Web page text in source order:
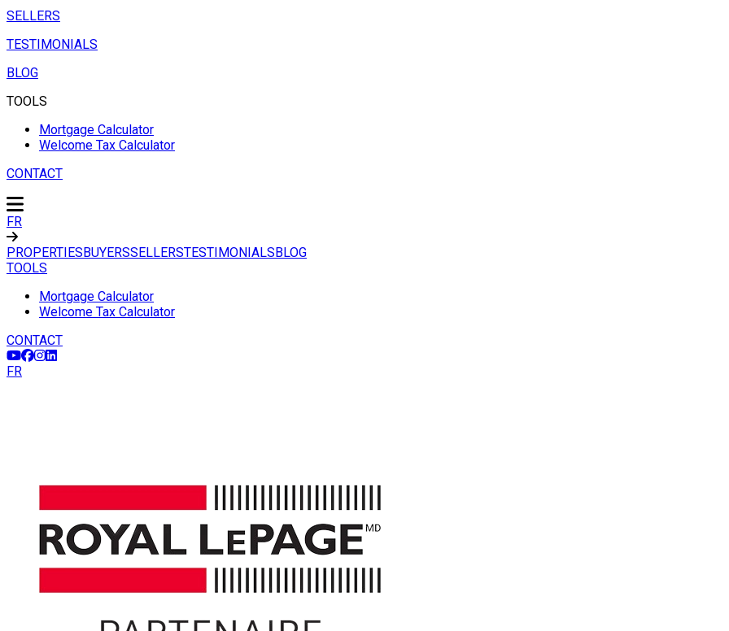
SELLERS
TESTIMONIALS
BLOG
TOOLS
Mortgage Calculator
Welcome Tax Calculator
CONTACT
FR
PROPERTIESBUYERSSELLERSTESTIMONIALSBLOG
TOOLS
Mortgage Calculator
Welcome Tax Calculator
CONTACT
FR